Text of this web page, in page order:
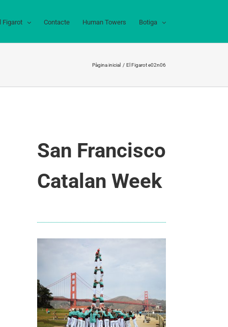
Figarot Contacte Human Towers Botiga
Pàgina inicial El Figarot e02n06
San Francisco
Catalan Week